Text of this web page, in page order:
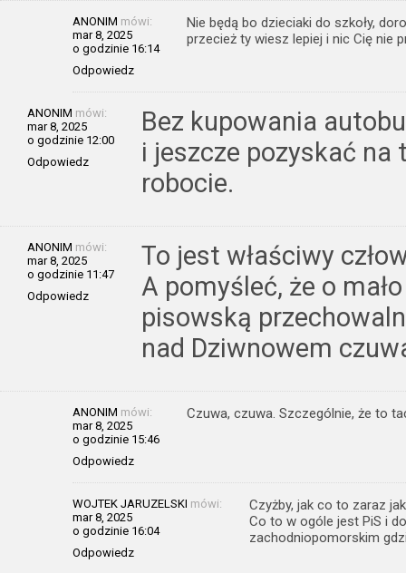
ANONIM mówi:
mar 8, 2025
o godzinie 16:14
Odpowiedz
Nie będą bo dzieciaki do szkoły,
przecież ty wiesz lepiej i nic Cię nie
ANONIM mówi:
mar 8, 2025
o godzinie 12:00
Odpowiedz
Bez kupowania
i jeszcze pozyskać na
robocie.
ANONIM mówi:
mar 8, 2025
o godzinie 11:47
Odpowiedz
To jest właściwy
A pomyśleć, że o
pisowską
nad Dziwnowem
ANONIM mówi:
mar 8, 2025
o godzinie 15:46
Odpowiedz
Czuwa, czuwa. Szczególnie, że to
WOJTEK JARUZELSKI mówi:
mar 8, 2025
o godzinie 16:04
Odpowiedz
Czyżby, jak co to zaraz
Co to w ogóle jest PiS i
zachodniopomorskim